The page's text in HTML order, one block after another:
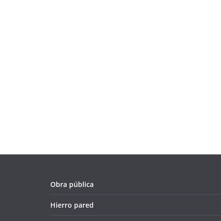
Obra pública
Hierro pared